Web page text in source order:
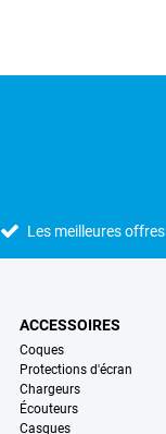
Les meilleures offres
ACCESSOIRES
Coques
Protections d'écran
Chargeurs
Écouteurs
Casques